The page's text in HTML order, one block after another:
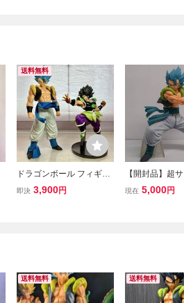
送料無料
ドラゴンボール フィギュ
ア ゴジータブルー ブロ
即決 3,900円
【開封品】超
ッド超サイヤ人
現在 5,000円
送料無料 送料無料